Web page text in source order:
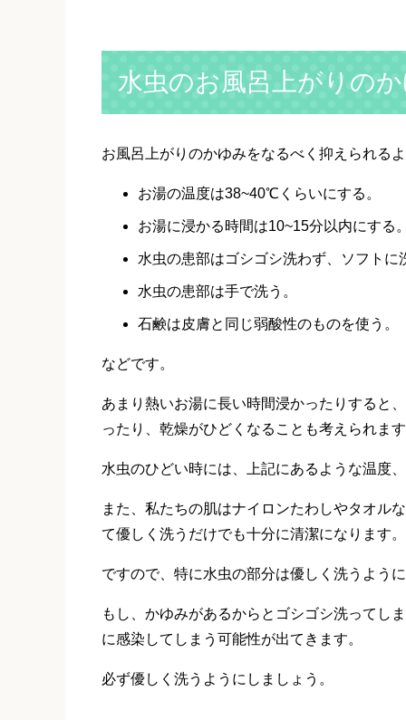
水虫のお風呂上がりの
お風呂上がりのかゆみをなるべく抑えられる
お湯の温度は38~40℃くらいにする。
お湯に浸かる時間は10~15分以内にする。
水虫の患部はゴシゴシ洗わず、ソフトに
水虫の患部は手で洗う。
石鹸は皮膚と同じ弱酸性のものを使う。
などです。
あまり熱いお湯に長い時間浸かったりすると
ったり、乾燥がひどくなることも考えられます
水虫のひどい時には、上記にあるような温度
また、私たちの肌はナイロンたわしやタオル
て優しく洗うだけでも十分に清潔になります。
ですので、特に水虫の部分は優しく洗うように
もし、かゆみがあるからとゴシゴシ洗ってし
に感染してしまう可能性が出てきます。
必ず優しく洗うようにしましょう。